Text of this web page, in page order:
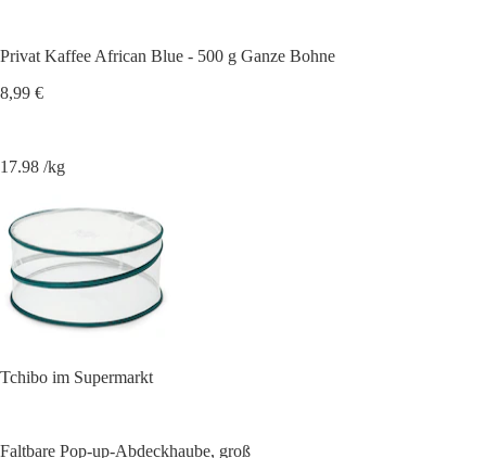
Privat Kaffee African Blue - 500 g Ganze Bohne
8,99 €
17.98 /kg
Tchibo im Supermarkt
Faltbare Pop-up-Abdeckhaube, groß